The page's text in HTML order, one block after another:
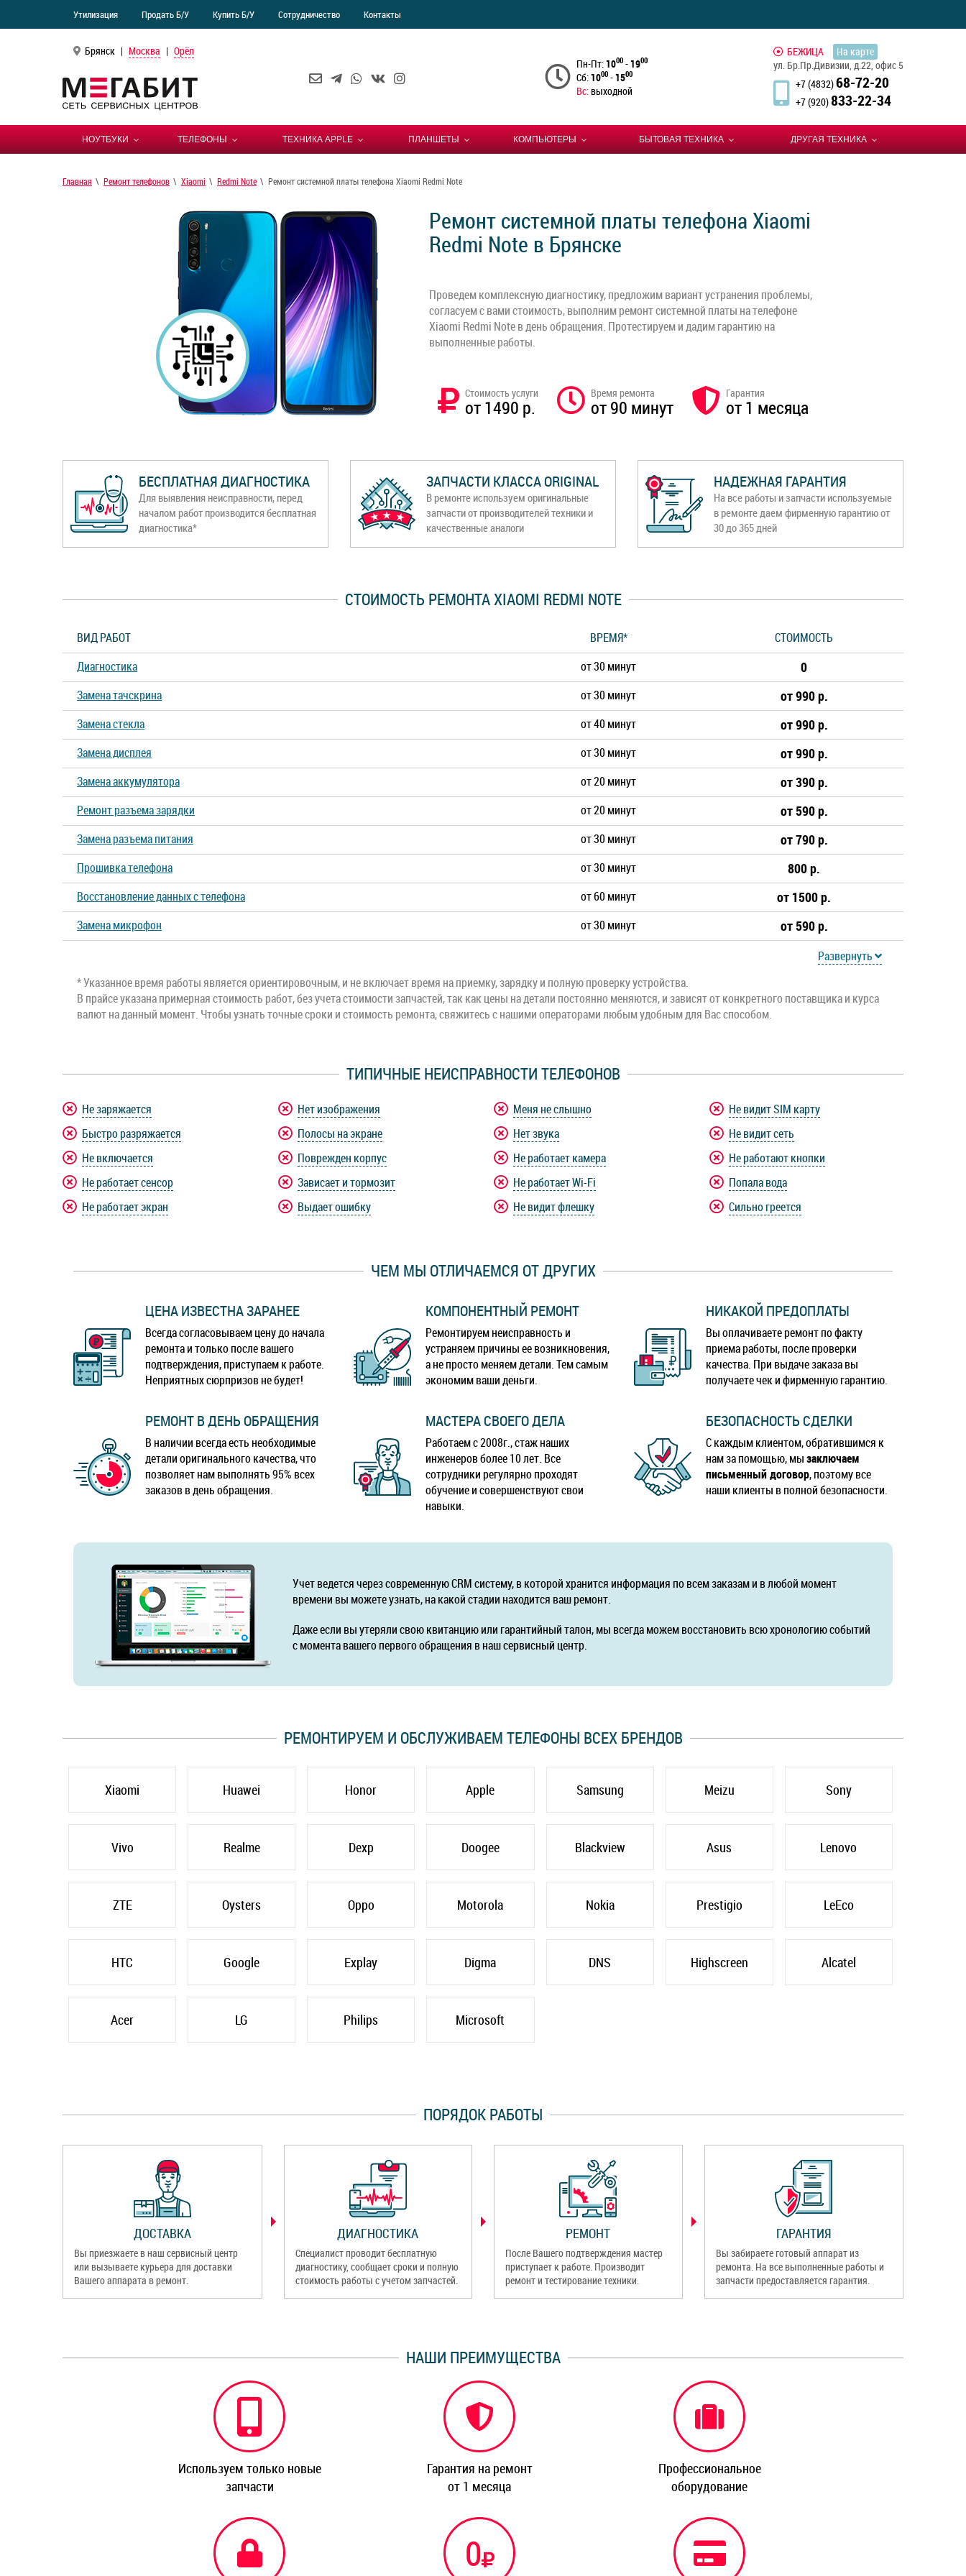
Утилизация Продать Б/У Купить Б/У Сотрудничество Контакты
Брянск | Москва | Орёл
Пн-Пт:1000-1900
Сб:1000-1500
Вс:выходной
БЕЖИЦА
На карте
ул. Бр.Пр.Дивизии, д.22, офис 5
+7 (4832)68-72-20
+7 (920)833-22-34
НОУТБУКИ ТЕЛЕФОНЫ ТЕХНИКА APPLE ПЛАНШЕТЫ КОМПЬЮТЕРЫ БЫТОВАЯ ТЕХНИКА ДРУГАЯ ТЕХНИКА
Главная Ремонт телефонов Xiaomi Redmi Note Ремонт системной платы телефона Xiaomi Redmi Note
Ремонт системной платы телефона Xiaomi
Redmi Note в Брянске
Проведем комплексную диагностику, предложим вариант устранения проблемы,
согласуем с вами стоимость, выполним ремонт системной платы на телефоне
Xiaomi Redmi Note в день обращения. Протестируем и дадим гарантию на
выполненные работы.
Стоимость услуги
от 1490 р.
Время ремонта
от 90 минут
Гарантия
от 1 месяца
БЕСПЛАТНАЯ ДИАГНОСТИКА
Для выявления неисправности, перед
началом работ производится бесплатная
диагностика*
ЗАПЧАСТИ КЛАССА ORIGINAL
В ремонте используем оригинальные
запчасти от производителей техники и
качественные аналоги
НАДЕЖНАЯ ГАРАНТИЯ
На все работы и запчасти используемые
в ремонте даем фирменную гарантию от
30 до 365 дней
СТОИМОСТЬ РЕМОНТА XIAOMI REDMI NOTE
ВИД РАБОТ ВРЕМЯ*
СТОИМОСТЬ
Диагностика
от 30 минут 0
Замена тачскрина от 30 минут от 990 р.
Замена стекла от 40 минут от 990 р.
Замена дисплея от 30 минут от 990 р.
Замена аккумулятора от 20 минут от 390 р.
Ремонт разъема зарядки от 20 минут от 590 р.
Замена разъема питания от 30 минут от 790 р.
Прошивка телефона от 30 минут 800 р.
Восстановление данных с телефона от 60 минут от 1500 р.
Замена микрофон от 30 минут от 590 р.
Развернуть
* Указанное время работы является ориентировочным, и не включает время на приемку, зарядку и полную проверку устройства.
В прайсе указана примерная стоимость работ, без учета стоимости запчастей, так как цены на детали постоянно меняются, и зависят от конкретного поставщика и курса
валют на данный момент. Чтобы узнать точные сроки и стоимость ремонта, свяжитесь с нашими операторами любым удобным для Вас способом.
ТИПИЧНЫЕ НЕИСПРАВНОСТИ ТЕЛЕФОНОВ
Не заряжается
Быстро разряжается
Не включается
Не работает сенсор
Не работает экран
Нет изображения
Полосы на экране
Поврежден корпус
Зависает и тормозит
Выдает ошибку
Меня не слышно
Нет звука
Не работает камера
Не работает Wi-Fi
Не видит флешку
Не видит SIM карту
Не видит сеть
Не работают кнопки
Попала вода
Сильно греется
ЧЕМ МЫ ОТЛИЧАЕМСЯ ОТ ДРУГИХ
ЦЕНА ИЗВЕСТНА ЗАРАНЕЕ
Всегда согласовываем цену до начала
ремонта и только после вашего
подтверждения, приступаем к работе.
Неприятных сюрпризов не будет!
КОМПОНЕНТНЫЙ РЕМОНТ
Ремонтируем неисправность и
устраняем причины ее возникновения,
а не просто меняем детали. Тем самым
экономим ваши деньги.
НИКАКОЙ ПРЕДОПЛАТЫ
Вы оплачиваете ремонт по факту
приема работы, после проверки
качества. При выдаче заказа вы
получаете чек и фирменную гарантию.
РЕМОНТ В ДЕНЬ ОБРАЩЕНИЯ
В наличии всегда есть необходимые
детали оригинального качества, что
позволяет нам выполнять 95% всех
заказов в день обращения.
МАСТЕРА СВОЕГО ДЕЛА
Работаем с 2008г., стаж наших
инженеров более 10 лет. Все
сотрудники регулярно проходят
обучение и совершенствуют свои
навыки.
БЕЗОПАСНОСТЬ СДЕЛКИ
С каждым клиентом, обратившимся к
нам за помощью, мызаключаем
письменный договор, поэтому все
наши клиенты в полной безопасности.
Учет ведется через современную CRM систему, в которой хранится информация по всем заказам и в любой момент
времени вы можете узнать, на какой стадии находится ваш ремонт.
Даже если вы утеряли свою квитанцию или гарантийный талон, мы всегда можем восстановить всю хронологию событий
с момента вашего первого обращения в наш сервисный центр.
РЕМОНТИРУЕМ И ОБСЛУЖИВАЕМ ТЕЛЕФОНЫ ВСЕХ БРЕНДОВ
Xiaomi Huawei Honor Apple Samsung Meizu Sony
Vivo Realme Dexp Doogee Blackview Asus Lenovo
ZTE Oysters Oppo Motorola Nokia Prestigio LeEco
HTC Google Explay Digma DNS Highscreen Alcatel
Acer LG Philips Microsoft
ПОРЯДОК РАБОТЫ
ДОСТАВКА
Вы приезжаете в наш сервисный центр
или вызываете курьера для доставки
Вашего аппарата в ремонт.
ДИАГНОСТИКА
Специалист проводит бесплатную
диагностику, сообщает сроки и полную
стоимость работы с учетом запчастей.
РЕМОНТ
После Вашего подтверждения мастер
приступает к работе. Производит
ремонт и тестирование техники.
ГАРАНТИЯ
Вы забираете готовый аппарат из
ремонта. На все выполненные работы и
запчасти предоставляется гарантия.
НАШИ ПРЕИМУЩЕСТВА
Используем только новые
запчасти
Гарантия на ремонт
от 1 месяца
Профессиональное
оборудование
0